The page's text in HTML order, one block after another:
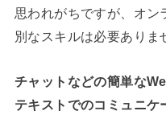
思われがちですが、オ
別なスキルは必要ありま
チャットなどの簡単な
テキストでのコミュニケ